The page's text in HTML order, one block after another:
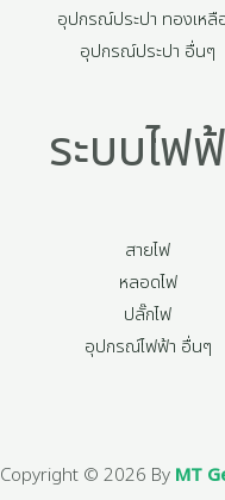
อุปกรณ์ประปา ทองเหลื
อุปกรณ์ประปา อื่นๆ
ระบบไฟ
สายไฟ
หลอดไฟ
ปลั๊กไฟ
อุปกรณ์ไฟฟ้า อื่นๆ
Copyright © 2026 By MT